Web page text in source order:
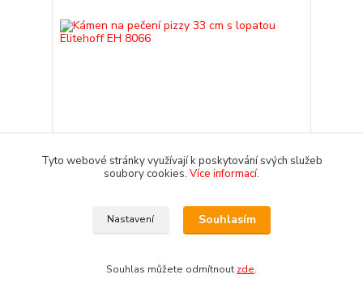
1 hodnocení
Kámen na pečení pizzy 33 cm s lopatou Elitehoff
/ks
Tyto webové stránky využívají k poskytování svých služeb
soubory cookies. Více informací.
Nastavení Souhlasím
Souhlas můžete odmítnout zde.